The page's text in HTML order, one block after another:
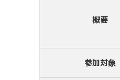
概要
参加対象